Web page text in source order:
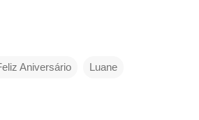
Aniversário Luane